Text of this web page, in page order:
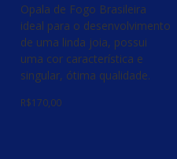
Opala de Fogo Brasileira
ideal para o desenvolvimento
de uma linda joia, possui
uma cor característica e
singular, ótima qualidade.
R$170,00